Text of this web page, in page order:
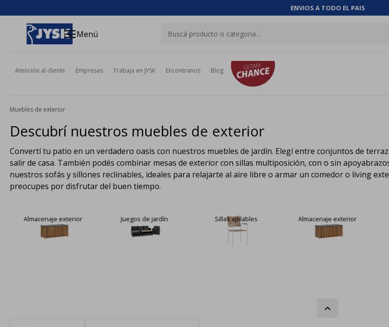
ENVIOS A TODO EL PAIS
menuMenú
Atención al cliente Empresas Trabaja en JYSK Encontranos Blog
Muebles de exterior
Descubrí nuestros muebles de exterior
Convertí tu patio en un verdadero oasis con nuestros muebles de jardín. Elegí entre conjuntos de
salir de casa. También podés combinar mesas de exterior con sillas multiposición, con o sin
nuestros sofás y sillones reclinables, ideales para relajarte al aire libre o armar un comedor o living
preocupes por disfrutar del buen tiempo.
Almacenaje exterior Juegos de jardín Sillas apilables Almacenaje exterior
close